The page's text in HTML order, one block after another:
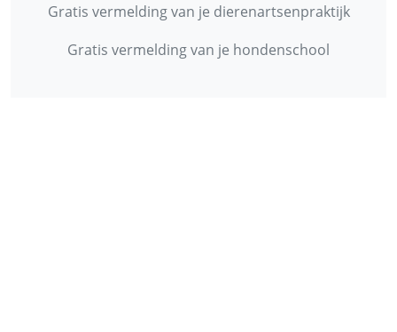
Gratis vermelding van je dierenartsenpraktijk
Gratis vermelding van je hondenschool